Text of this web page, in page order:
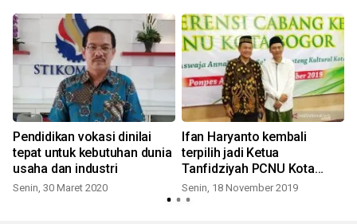
Pendidikan vokasi dinilai
tepat untuk kebutuhan dunia
usaha dan industri
Senin, 30 Maret 2020
Ifan Haryanto kembali
terpilih jadi Ketua
Tanfidziyah PCNU Kota
Bogor
Senin, 18 November 2019